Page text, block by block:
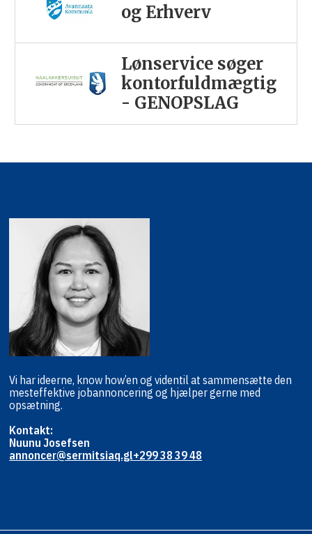
og Erhverv
Lønservice søger
kontorfuldmægtig
- GENOPSLAG
Vi har ideerne, know how’en og videntil at sammensætte den
mesteffektive jobannoncering og hjælpergerne med
opsætning.
Kontakt:
Nuunu Josefsen
annoncer@sermitsiaq.gl+299 38 39 48